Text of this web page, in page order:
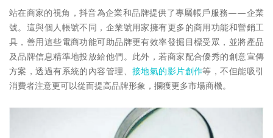
站在商家的視角，抖音為企業和品牌提供了專屬帳戶服務——企業
號。這與個人帳號不同，企業號用家擁有更多的商用功能和營銷工
具，善用這些電商功能可助品牌更有效率發掘目標受眾，並將產品
及品牌信息精準地投放給他們。此外，若商家配合優秀的創意宣傳
方案，透過有系統的內容管理、 接地氣的影片創作等，不但能吸引
消費者注意更可以從而提高品牌形象，攔獲更多市場商機。